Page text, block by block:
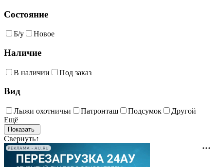
Состояние
Б/у Новое
Наличие
В наличии Под заказ
Вид
Лыжи охотничьи Патронташ Подсумок
Другой
Ещё
Свернуть↑
РЕКЛАМА • AU.RU